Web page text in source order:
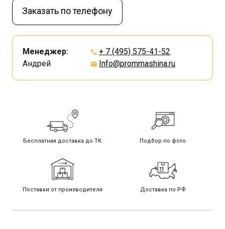
Заказать по телефону
Менеджер:
Андрей
+ 7 (495) 575-41-52
Info@prommashina.ru
Бесплатная доставка до ТК Подбор по фото
Поставки от производителя Доставка по РФ